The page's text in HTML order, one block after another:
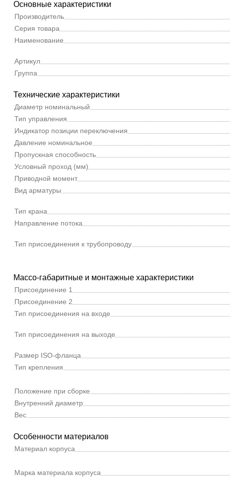
Основные характеристики
Производитель
Серия товара
Наименование
Артикул
Группа
Технические характеристики
Диаметр номинальный
Тип управления
Индикатор позиции переключения
Давление номинальное
Пропускная способность
Условный проход (мм)
Приводной момент
Вид арматуры
Тип крана
Направление потока
Тип присоединения к трубопроводу
Массо-габаритные и монтажные характеристики
Присоединение 1
Присоединение 2
Тип присоединения на входе
Тип присоединения на выходе
Размер ISO-фланца
Тип крепления
Положение при сборке
Внутренний диаметр
Вес
Особенности материалов
Материал корпуса
Марка материала корпуса